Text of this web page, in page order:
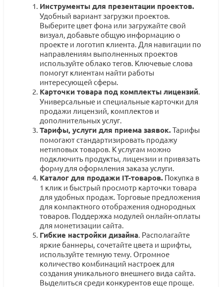
Инструменты для презентации проектов.
Удобный вариант загрузки проектов.
Выберите цвет фона или загружайте свой
визуал, добавьте общую информацию о
проекте и логотип клиента. Для навигации по
направлениям выполненных проектов
используйте облако тегов. Ключевые слова
помогут клиентам найти работы
интересующей сферы.
Карточки товара под комплекты лицензий.
Универсальные и специальные карточки для
продажи лицензий, комплектов и
дополнительных услуг.
Тарифы, услуги для приема заявок.Тарифы
помогают стандартизировать продажу
нетиповых товаров. К услугам можно
подключить продукты, лицензии и привязать
форму для оформления заказа услуги.
Каталог для продажи IT-товаров. Покупка в
1 клик и быстрый просмотр карточки товара
для удобных продаж. Торговые предложения
для компактного отображения однородных
товаров. Поддержка модулей онлайн-оплаты
для монетизации сайта.
Гибкие настройки дизайна. Располагайте
яркие баннеры, сочетайте цвета и шрифты,
используйте темную тему. Огромное
количество комбинаций настроек для
создания уникального внешнего вида сайта.
Выделиться среди конкурентов еще проще.